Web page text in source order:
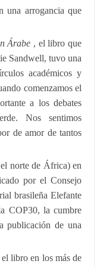
una arrogancia que
Árabe , el libro que
Sandwell, tuvo una
académicos y
comenzamos el
a los debates
Nos sentimos
de amor de tantos
norte de África) en
por el Consejo
brasileña Elefante
COP30, la cumbre
publicación de una
libro en los más de